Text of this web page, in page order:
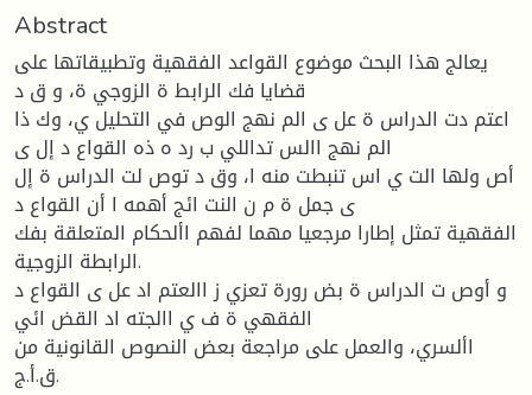
Abstract
يعالج هذا البحث موضوع القواعد الفقهية وتطبيقاتها على
قضايا فك الرابط ة الزوجي ة، و ق د
اعتم دت الدراس ة عل ى الم نهج الوص في التحليل ي، وك ذا
الم نهج االس تداللي ب رد ه ذه القواع د إل ى
أص ولها الت ي اس تنبطت منه ا، وق د توص لت الدراس ة إل
ى جمل ة م ن النت ائج أهمه ا أن القواع د
الفقهية تمثل إطارا مرجعيا مهما لفهم األحكام المتعلقة بفك
الرابطة الزوجية.
و أوص ت الدراس ة بض رورة تعزي ز االعتم اد عل ى القواع د
الفقهي ة ف ي االجته اد القض ائي
األسري، والعمل على مراجعة بعض النصوص القانونية من
ق.أ.ج.